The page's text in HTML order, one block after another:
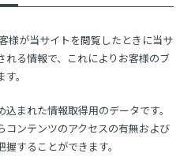
様が当サイトを閲覧したときに当サ
れる情報で、これによりお客様のブ
。
まれた情報取得用のデータです。
コンテンツのアクセスの有無および
することができます。